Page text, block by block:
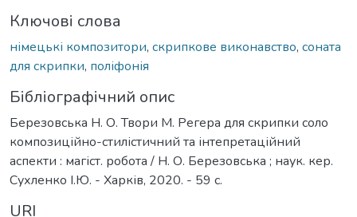
Ключові слова
німецькі композитори, скрипкове виконавство, соната
для скрипки, поліфонія
Бібліографічний опис
Березовська Н. О. Твори М. Регера для скрипки соло
композиційно-стилістичний та інтепретаційний
аспекти : магіст. робота / Н. О. Березовська ; наук. кер.
Сухленко І.Ю. - Харків, 2020. - 59 с.
URI